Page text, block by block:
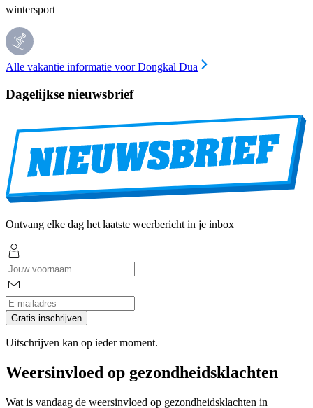
wintersport
Alle vakantie informatie voor Dongkal Dua
Dagelijkse nieuwsbrief
Ontvang elke dag het laatste weerbericht in je inbox
Gratis inschrijven
Uitschrijven kan op ieder moment.
Weersinvloed op gezondheidsklachten
Wat is vandaag de weersinvloed op gezondheidsklachten in